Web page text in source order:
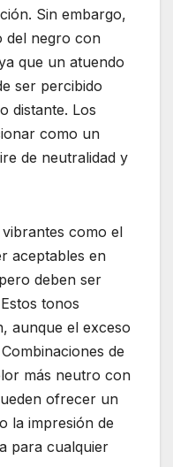
Sin embargo,
del negro con
que un atuendo
ser percibido
distante. Los
como un
de neutralidad y
como el
aceptables en
deben ser
tonos
aunque el exceso
de
más neutro con
ofrecer un
la impresión de
para cualquier